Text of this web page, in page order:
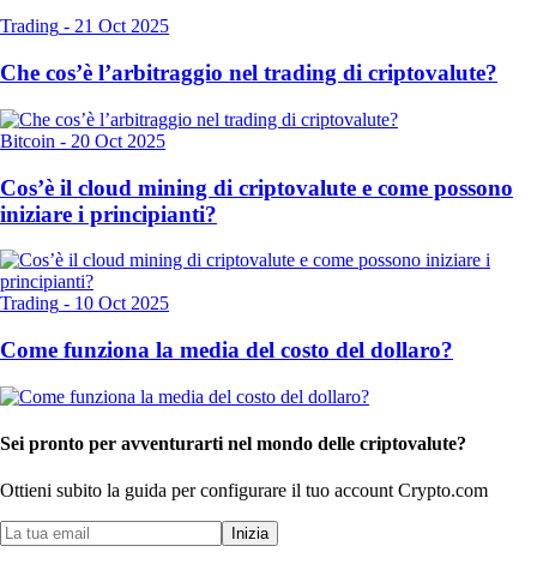
Trading - 21 Oct 2025
Che cos’è l’arbitraggio nel trading di criptovalute?
Bitcoin - 20 Oct 2025
Cos’è il cloud mining di criptovalute e come possono
iniziare i principianti?
Trading - 10 Oct 2025
Come funziona la media del costo del dollaro?
Sei pronto per avventurarti nel mondo delle criptovalute?
Ottieni subito la guida per configurare il tuo account Crypto.com
Inizia